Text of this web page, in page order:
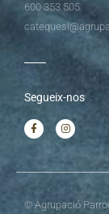
600 353 505
Segueix-nos
© Agrupació